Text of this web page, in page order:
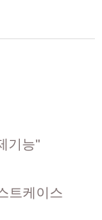
기능"
트케이스